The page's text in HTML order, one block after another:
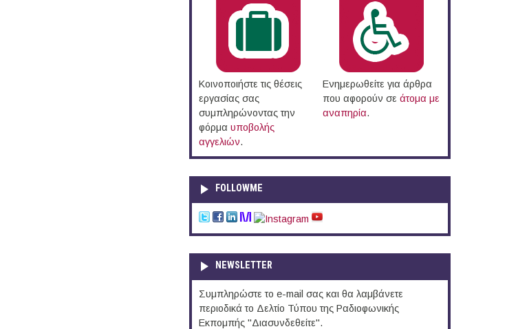
Κοινοποιήστε τις θέσεις
εργασίας σας
συμπληρώνοντας την
φόρμα υποβολής
αγγελιών.
Ενημερωθείτε για άρθρα
που αφορούν σε άτομα με
αναπηρία.
FOLLOWME
NEWSLETTER
Συμπληρώστε το e-mail σας και θα λαμβάνετε
περιοδικά το Δελτίο Τύπου της Ραδιοφωνικής
Εκπομπής "Διασυνδεθείτε".